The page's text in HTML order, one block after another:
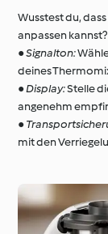
Wusstest du,
anpassen
●Signalton:
deines
●Display:Stelle
angenehm
●
mit den